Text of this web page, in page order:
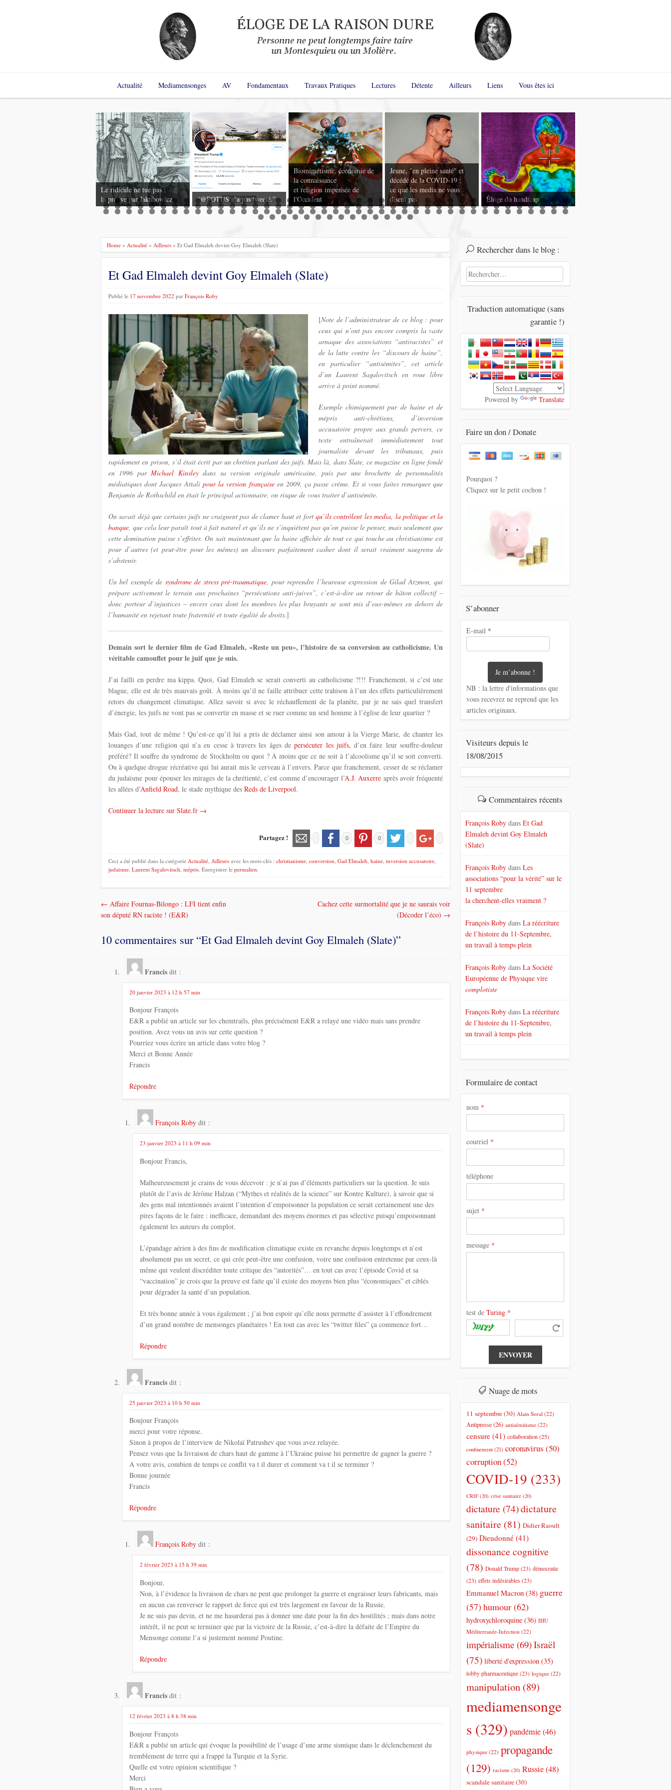
au
Actualité Mediamensonges AV Fondamentaux Travaux Pratiques Lectures Détente Ailleurs Liens Vous êtes ici
Le ridicule ne tue pas :
la preuve par Jakubowicz
“@POTUS n’a pas tweeté.”
Biomimétisme, économie de
la connaissance
et religion impensée de
l'Occident
Jeune, "en pleine santé" et
décédé de la COVID-19 :
ce que les media ne vous
disent pas
Éloge du handicap
Home » Actualité » Ailleurs » Et Gad Elmaleh devint Goy Elmaleh (Slate)
Et Gad Elmaleh devint Goy Elmaleh (Slate)
Publié le 17 novembre 2022 par François Roby
[Note de l’administrateur de ce blog : pour
ceux qui n’ont pas encore compris la vaste
arnaque des associations “antiracistes” et
de la lutte contre les “discours de haine”,
en particulier “antisémites”, cet article
d’un Laurent Sagalovitsch en roue libre
arrive à point nommé.
Exemple chimiquement pur de haine et de
mépris anti-chrétiens, d’inversion
accusatoire propre aux grands pervers, ce
texte entraînerait immédiatement tout
journaliste devant les tribunaux, puis
rapidement en prison, s’il était écrit par un chrétien parlant des juifs. Mais là, dans Slate, ce magazine en ligne fondé
en 1996 parMichael Kinsleydans sa version originale américaine, puis par une brochette de personnalités
médiatiques dont Jacques Attali pour la version françaiseen 2009, ça passe crème. Et si vous faites remarquer que
Benjamin de Rothschild en était le principal actionnaire, on risque de vous traiter d’antisémite.
On savait déjà que certains juifs ne craignent pas de clamer haut et fort qu’ils contrôlent les media, la politique et la
banque, que cela leur paraît tout à fait naturel et qu’ils ne s’inquiètent pas qu’on puisse le penser, mais seulement que
cette domination puisse s’effriter. On sait maintenant que la haine affichée de tout ce qui touche au christianisme est
pour d’autres (et peut-être pour les mêmes) un discours parfaitement casher dont il serait vraiment saugrenu de
s’abstenir.
Un bel exemple de syndrome de stress pré-traumatique, pour reprendre l’heureuse expression de Gilad Atzmon, qui
prépare activement le terrain aux prochaines “persécutions anti-juives”, c’est-à-dire au retour de bâton collectif –
donc porteur d’injustices – envers ceux dont les membres les plus bruyants se sont mis d’eux-mêmes en dehors de
l’humanité en rejetant toute fraternité et toute égalité de droits.]
Demain sort le dernier film de Gad Elmaleh, «Reste un peu», l’histoire de sa conversion au catholicisme. Un
véritable camouflet pour le juif que je suis.
J’ai failli en perdre ma kippa. Quoi, Gad Elmaleh se serait converti au catholicisme ?!!! Franchement, si c’est une
blague, elle est de très mauvais goût. À moins qu’il ne faille attribuer cette trahison à l’un des effets particulièrement
retors du changement climatique. Allez savoir si avec le réchauffement de la planète, par je ne sais quel transfert
d’énergie, les juifs ne vont pas se convertir en masse et se ruer comme un seul homme à l’église de leur quartier ?
Mais Gad, tout de même ! Qu’est-ce qu’il lui a pris de déclamer ainsi son amour à la Vierge Marie, de chanter les
louanges d’une religion qui n’a eu cesse à travers les âges depersécuter les juifs, d’en faire leur souffre-douleur
préféré? Il souffre du syndrome de Stockholm ou quoi ? À moins que ce ne soit à l’alcoolisme qu’il se soit converti.
Ou à quelque drogue récréative qui lui aurait mis le cerveau à l’envers. Parce que franchement, cesser de se réclamer
du judaïsme pour épouser les mirages de la chrétienté, c’est comme d’encourager l’A.J. Auxerre après avoir fréquenté
les allées d’Anfield Road, le stade mythique des Reds de Liverpool.
Continuer la lecture sur Slate.fr →
Partagez ! 0 0
Ceci a été publié dans la catégorie Actualité, Ailleurs avec les mots-clés : christianisme, conversion, Gad Elmaleh, haine, inversion accusatoire,
judaïsme, Laurent Sagalovitsch, mépris. Enregistrer le permalien.
Navigation
les
messages
← Affaire Fournas-Bilongo : LFI tient enfin
son député RN raciste ! (E&R)
Cachez cette surmortalité que je ne saurais voir
(Décoder l’éco) →
10 commentaires sur “Et Gad Elmaleh devint Goy Elmaleh (Slate)”
Francis dit :
20 janvier 2023 à 12 h 57 min
Bonjour François
E&R a publié un article sur les chemtrails, plus précisément E&R a relayé une vidéo mais sans prendre
position. Avez vous un avis sur cette question ?
Pourriez vous écrire un article dans votre blog ?
Merci et Bonne Année
Francis
Répondre
François Roby dit :
23 janvier 2023 à 11 h 09 min
Bonjour Francis,
Malheureusement je crains de vous décevoir : je n’ai pas d’éléments particuliers sur la question. Je suis
plutôt de l’avis de Jérôme Halzan (“Mythes et réalités de la science” sur Kontre Kulture), à savoir que si
des gens mal intentionnés avaient l’intention d’empoisonner la population ce serait certainement une des
pires façons de le faire : inefficace, demandant des moyens énormes et pas sélective puisqu’empoisonnant
également les auteurs du complot.
L’épandage aérien à des fins de modification climatique existe en revanche depuis longtemps et n’est
absolument pas un secret, ce qui crée peut-être une confusion, voire une confusion entretenue par ceux-là
même qui veulent discréditer toute critique des “autorités”… en tout cas avec l’épisode Covid et sa
“vaccination” je crois que la preuve est faite qu’il existe des moyens bien plus “économiques” et ciblés
pour dégrader la santé d’un population.
Et très bonne année à vous également ; j’ai bon espoir qu’elle nous permette d’assister à l’effondrement
d’un grand nombre de mensonges planétaires ! En tout cas avec les “twitter files” ça commence fort…
Répondre
Francis dit :
25 janvier 2023 à 10 h 50 min
Bonjour François
merci pour votre réponse.
Sinon à propos de l’interview de Nikolaï Patrushev que vous avez relayée.
Pensez vous que la livraison de chars haut de gamme à l’Ukraine puisse lui permettre de gagner la guerre ?
A votre avis, combien de temps ce conflit va t il durer et comment va t il se terminer ?
Bonne journée
Francis
Répondre
François Roby dit :
2 février 2023 à 15 h 39 min
Bonjour,
Non, à l’évidence la livraison de chars ne peut que prolonger la guerre et engraisser leurs fabricants, mais
en aucun cas renverser le rapport de force qui est très largement en faveur de la Russie.
Je ne suis pas devin, et ne me hasarderai pas à donner une date pour la fin des hostilités ; mais dans notre
intérêt, il ne peut se terminer que par la victoire de la Russie, c’est-à-dire la défaite de l’Empire du
Mensonge comme l’a si justement nommé Poutine.
Répondre
Francis dit :
12 février 2023 à 8 h 38 min
Bonjour François
E&R a publié un article qui évoque la possibilité de l’usage d’une arme sismique dans le déclenchement du
tremblement de terre qui a frappé la Turquie et la Syrie.
Quelle est votre opinion scientifique ?
Merci
Rechercher dans le blog :
Rechercher :
Traduction automatique (sans
garantie !)
Powered by Translate
Faire un don / Donate
Pourquoi ?
Cliquez sur le petit cochon !
S’abonner
E-mail *
NB : la lettre d'informations que
vous recevrez ne reprend que les
articles originaux.
Visiteurs depuis le
18/08/2015
Commentaires récents
François Roby dansEt Gad
Elmaleh devint Goy Elmaleh
(Slate)
François Roby dansLes
associations “pour la vérité” sur le
11 septembre
la cherchent-elles vraiment ?
François Roby dansLa réécriture
de l’histoire du 11-Septembre,
un travail à temps plein
François Roby dansLa Société
Européenne de Physique vire
complotiste
François Roby dansLa réécriture
de l’histoire du 11-Septembre,
un travail à temps plein
Formulaire de contact
nom *
courriel *
téléphone
sujet *
message *
test deTuring *
Nuage de mots
11 septembre(30) Alain Soral (22)
Antipresse(26) antisémitisme (22)
censure (41) collaboration(25)
confinement (21) coronavirus (50)
corruption(52)
COVID-19 (233)
CRIF (20) crise sanitaire (20)
dictature (74)dictature
sanitaire (81) Didier Raoult
(29) Dieudonné (41)
dissonance cognitive
(78) Donald Trump (23) démocratie
(23) effets indésirables (23)
Emmanuel Macron (38) guerre
(57) humour (62)
hydroxychloroquine (36) IHU
Méditerranée-Infection (22)
impérialisme (69)Israël
(75) liberté d'expression (35)
lobby pharmaceutique (23) logique (22)
manipulation (89)
mediamensonge
s (329) pandémie(46)
physique (22) propagande
(129) racisme (20) Russie(48)
scandale sanitaire(30)